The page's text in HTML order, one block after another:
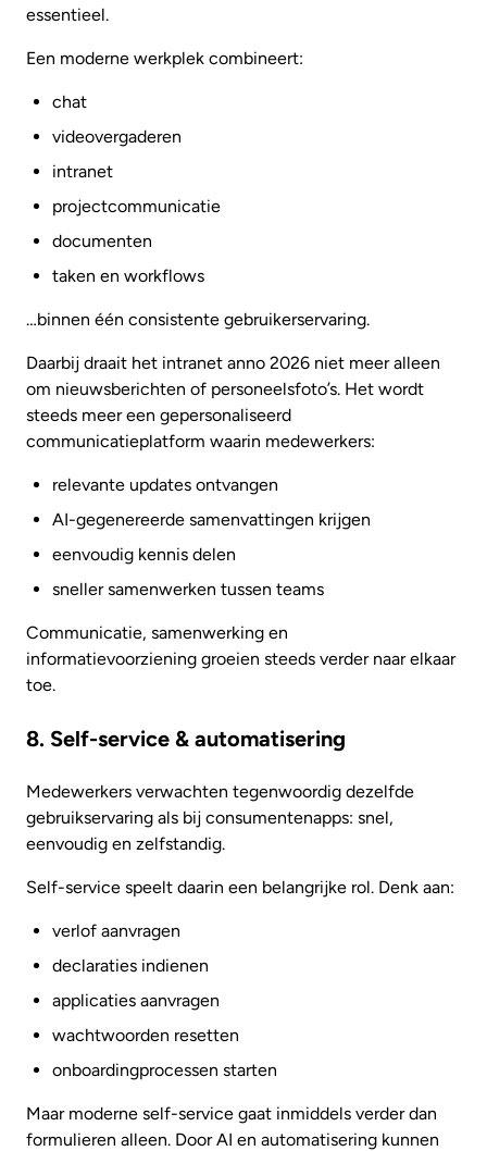
essentieel.
Een moderne werkplek combineert:
chat
videovergaderen
intranet
projectcommunicatie
documenten
taken en workflows
…binnen één consistente gebruikerservaring.
Daarbij draait het intranet anno 2026 niet meer alleen
om nieuwsberichten of personeelsfoto’s. Het wordt
steeds meer een gepersonaliseerd
communicatieplatform waarin medewerkers:
relevante updates ontvangen
AI-gegenereerde samenvattingen krijgen
eenvoudig kennis delen
sneller samenwerken tussen teams
Communicatie, samenwerking en
informatievoorziening groeien steeds verder naar elkaar
toe.
8. Self-service & automatisering
Medewerkers verwachten tegenwoordig dezelfde
gebruikservaring als bij consumentenapps: snel,
eenvoudig en zelfstandig.
Self-service speelt daarin een belangrijke rol. Denk aan:
verlof aanvragen
declaraties indienen
applicaties aanvragen
wachtwoorden resetten
onboardingprocessen starten
Maar moderne self-service gaat inmiddels verder dan
formulieren alleen. Door AI en automatisering kunnen